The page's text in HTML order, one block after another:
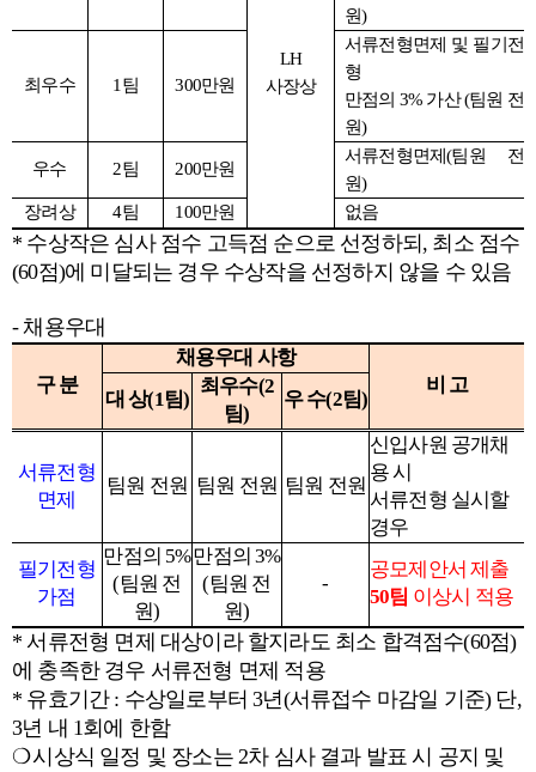
LH
사장상
원)
최우수 1 팀 300만원
서류전형면제 및 필기전
형
만점의 3% 가산 (팀원 전
원)
우수 2팀 200만원
서류전형면제(팀원 전
원)
장려상
4팀 100만원 없음
* 수상작은 심사 점수 고득점 순으로 선정하되, 최소 점수
(60점)에 미달되는 경우 수상작을 선정하지 않을 수 있음
-채용우대
구 분
채용우대 사항
비 고
대 상(1팀)
최우수(2
팀)
우 수(2팀)
서류전형
면제
팀원 전원 팀원 전원 팀원 전원
신입사원 공개채
용 시
서류전형 실시할
경우
필기전형
가점
만점의 5%
(팀원 전
원)
만점의 3%
(팀원 전
원)
-
공모제안서 제출
50팀 이상시 적용
* 서류전형 면제 대상이라 할지라도 최소 합격점수(60점)
에 충족한 경우 서류전형 면제 적용
* 유효기간 : 수상일로부터 3년(서류접수 마감일 기준) 단,
3년 내 1회에 한함
❍시상식 일정 및 장소는 2차 심사 결과 발표 시 공지 및